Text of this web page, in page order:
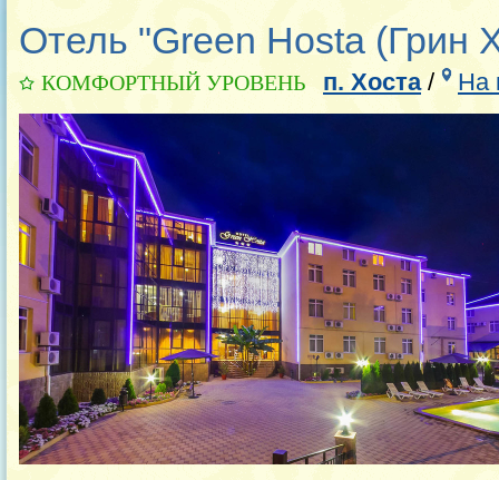
Отель "Green Hosta (Грин
КОМФОРТНЫЙ УРОВЕНЬ п. Хоста/ На